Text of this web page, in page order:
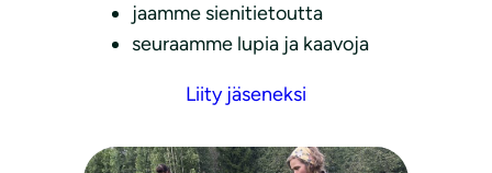
jaamme sienitietoutta
seuraamme lupia ja kaavoja
Liity jäseneksi